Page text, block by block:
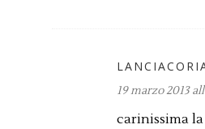
19 marzo 2013
carinissima